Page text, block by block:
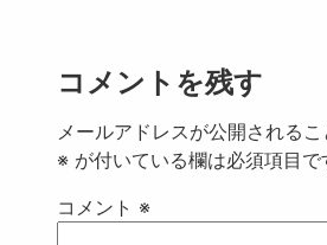
コメントを残す
メールアドレスが公開されるこ
※ が付いている欄は必須項目で
コメント ※